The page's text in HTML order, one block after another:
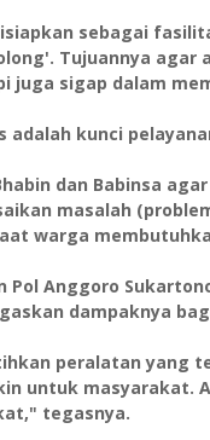
sebagai
Tujuannya
juga sigap dalam
kunci
dan Babinsa
masalah
warga
Pol Anggoro
dampaknya
peralatan yang
untuk masyarakat.
tegasnya.